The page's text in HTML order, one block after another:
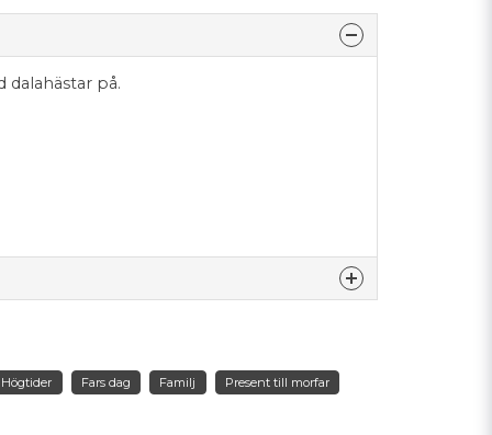
på.
produkten...
Högtider Fars dag Familj Present till morfar